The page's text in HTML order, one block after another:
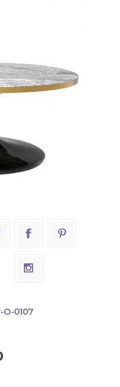
O-0107